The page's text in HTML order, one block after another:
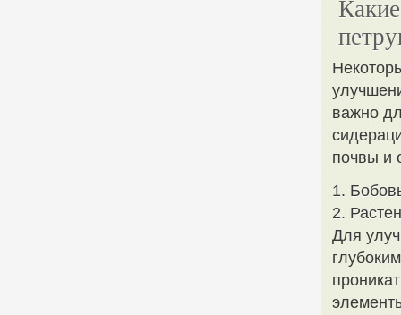
важно
почвы и
1.
2.
Для